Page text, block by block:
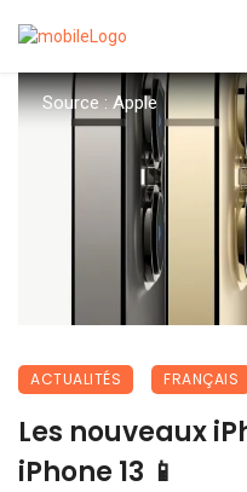
Source : Apple
ACTUALITÉS FRANÇAIS
Les nouveaux
iPhone 13 📱